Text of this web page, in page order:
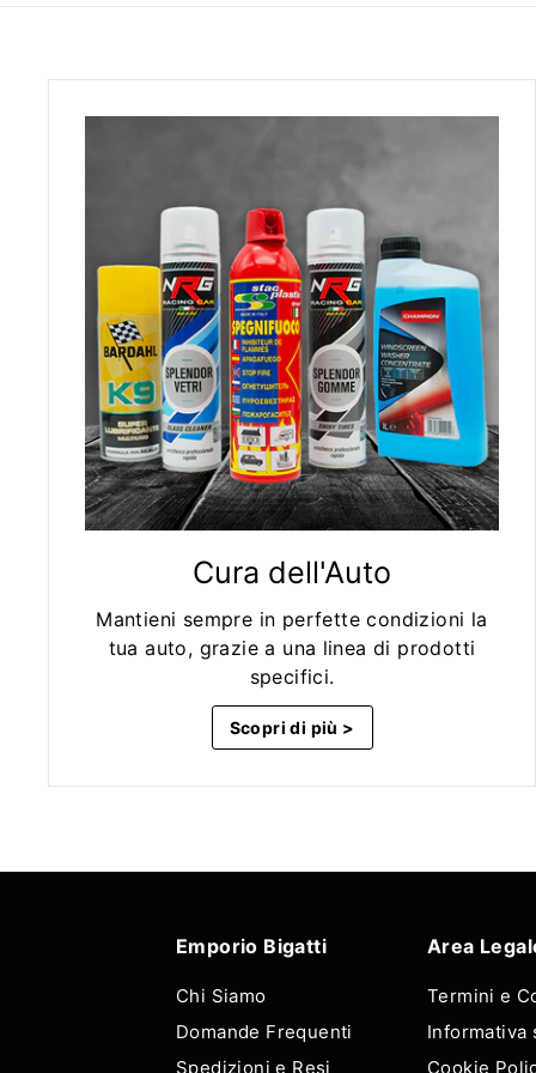
Cura dell'Auto
Mantieni sempre in perfette condizioni la
tua auto, grazie a una linea di prodotti
specifici.
Scopri di più >
Emporio Bigatti
Chi Siamo
Domande Frequenti
Spedizioni e Resi
Area
Termini e
Informativa
Cookie